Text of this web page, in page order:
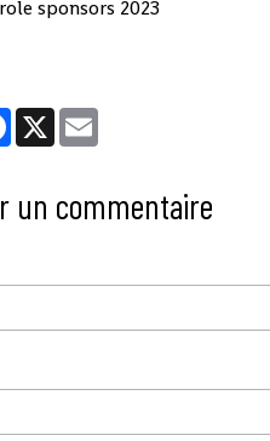
Facebook
X
un commentaire